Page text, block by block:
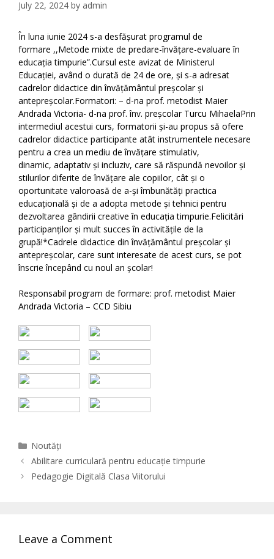
July 22, 2024 by admin
În luna iunie 2024 s-a desfășurat programul de
formare ,,Metode mixte de predare-învățare-evaluare în
educația timpurie”.Cursul este avizat de Ministerul
Educației, având o durată de 24 de ore, și s-a adresat
cadrelor didactice din învățământul preșcolar și
antepreșcolar.Formatori: – d-na prof. metodist Maier
Andrada Victoria- d-na prof. înv. preșcolar Turcu MihaelaPrin
intermediul acestui curs, formatorii și-au propus să ofere
cadrelor didactice participante atât instrumentele necesare
pentru a crea un mediu de învățare stimulativ,
dinamic, adaptativ și incluziv, care să răspundă nevoilor și
stilurilor diferite de învățare ale copiilor, cât și o
oportunitate valoroasă de a-și îmbunătăți practica
educațională și de a adopta metode și tehnici pentru
dezvoltarea gândirii creative în educația timpurie.Felicitări
participanților și mult succes în activitățile de la
grupă!*Cadrele didactice din învățământul preșcolar și
antepreșcolar, care sunt interesate de acest curs, se pot
înscrie începând cu noul an școlar!
Responsabil program de formare: prof. metodist Maier
Andrada Victoria – CCD Sibiu
Categories
Noutăți
Abilitare curriculară pentru educație timpurie
Pedagogie Digitală Clasa Viitorului
Leave a Comment